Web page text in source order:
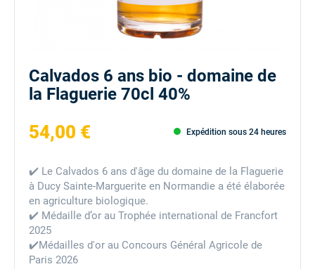
Calvados 6 ans bio - domaine de
la Flaguerie 70cl 40%
✔️ Le Calvados 6 ans d'âge du domaine de la Flaguerie
à Ducy Sainte-Marguerite en Normandie a été élaborée
en agriculture biologique.
✔️ Médaille d’or au Trophée international de Francfort
2025
✔️Médailles d'or au Concours Général Agricole de
Paris 2026
54,00 € Expédition sous 24 heures